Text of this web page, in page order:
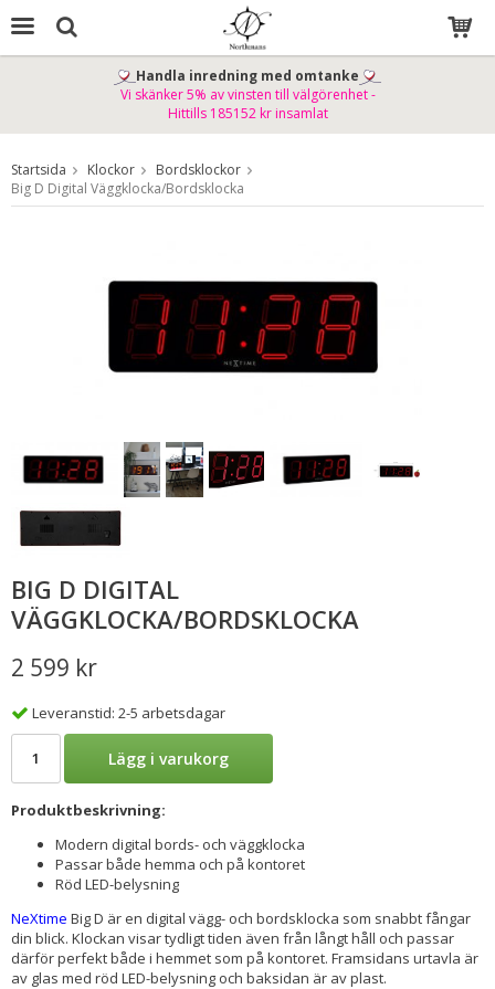
Produkten har blivit tillagd i varukorgen
Handla inredning med omtanke
Vi skänker 5% av vinsten till välgörenhet -
Hittills 185152 kr insamlat
Startsida Klockor
Bordsklockor
Big D Digital Väggklocka/Bordsklocka
BIG D DIGITAL
VÄGGKLOCKA/BORDSKLOCKA
2 599 kr
Leveranstid: 2-5 arbetsdagar
Lägg i varukorg
Produktbeskrivning:
Modern digital bords- och väggklocka
Passar både hemma och på kontoret
Röd LED-belysning
NeXtime Big D är en digital vägg- och bordsklocka som snabbt fångar
din blick. Klockan visar tydligt tiden även från långt håll och passar
därför perfekt både i hemmet som på kontoret. Framsidans urtavla är
av glas med röd LED-belysning och baksidan är av plast.